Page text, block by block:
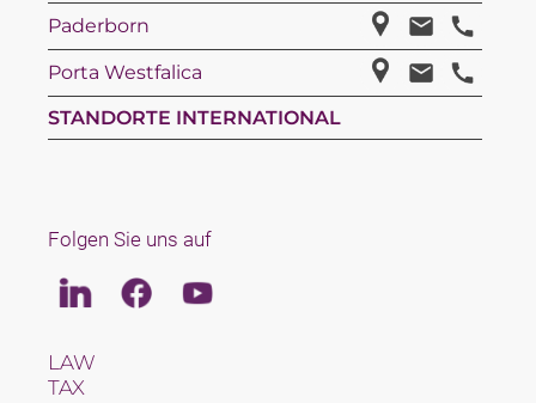
Paderborn
Porta Westfalica
STANDORTE INTERNATIONAL
Folgen Sie uns auf
LinkedinFacebookYoutube
LAW
TAX